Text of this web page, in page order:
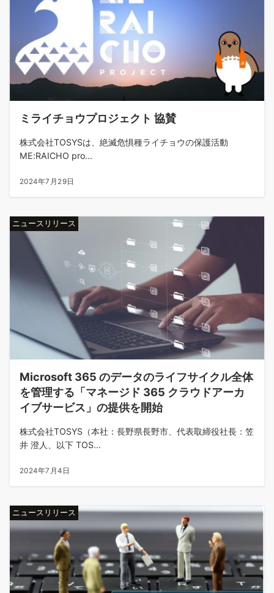
ミライチョウプロジェクト 協賛
株式会社TOSYSは、絶滅危惧種ライチョウの保護活動
ME:RAICHO pro...
2024年7月29日
ニュースリリース
Microsoft 365 のデータのライフサイクル全体
を管理する「マネージド 365 クラウドアーカ
イブサービス」の提供を開始
株式会社TOSYS（本社：長野県長野市、代表取締役社長：笠
井 澄人、以下 TOS...
2024年7月4日
ニュースリリース